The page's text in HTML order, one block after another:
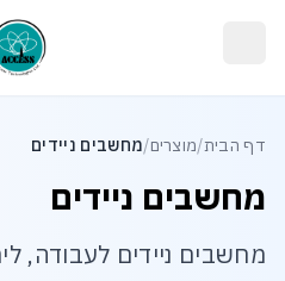
דף הבית/מוצרים/מחשבים ניידים
מחשבים ניידים
מחשבים ניידים לעבודה,